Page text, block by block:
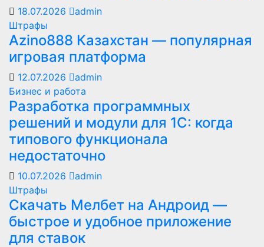
18.07.2026
admin
Штрафы
Azino888 Казахстан — популярная
игровая платформа
12.07.2026
admin
Бизнес и работа
Разработка программных
решений и модули для 1С: когда
типового функционала
недостаточно
10.07.2026
admin
Штрафы
Скачать Мелбет на Андроид —
быстрое и удобное приложение
для ставок